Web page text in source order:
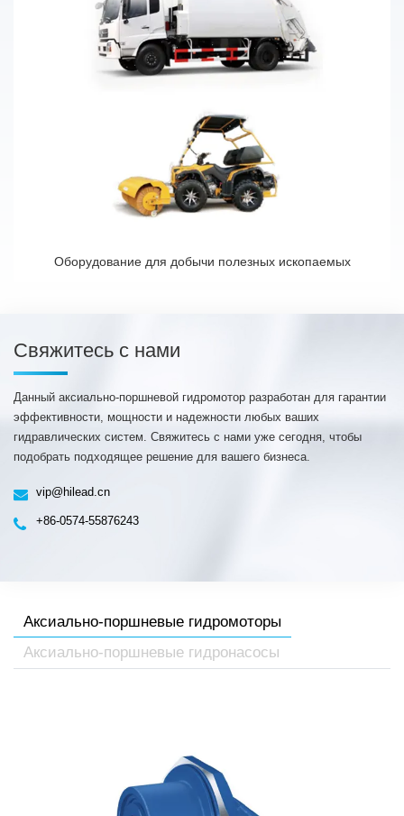
Оборудование для добычи полезных ископаемых
Свяжитесь с нами
Данный аксиально-поршневой гидромотор разработан для гарантии
эффективности, мощности и надежности любых ваших
гидравлических систем. Свяжитесь с нами уже сегодня, чтобы
подобрать подходящее решение для вашего бизнеса.
vip@hilead.cn
+86-0574-55876243
Аксиально-поршневые гидромоторы
Аксиально-поршневые гидронасосы